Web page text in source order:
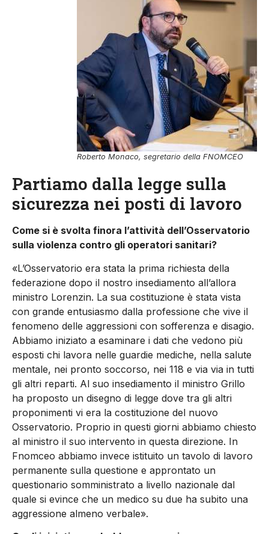
Roberto Monaco, segretario della FNOMCEO
Partiamo dalla legge sulla
sicurezza nei posti di lavoro
Come si è svolta finora l’attività dell’Osservatorio
sulla violenza contro gli operatori sanitari?
«L’Osservatorio era stata la prima richiesta della
federazione dopo il nostro insediamento all’allora
ministro Lorenzin. La sua costituzione è stata vista
con grande entusiasmo dalla professione che vive il
fenomeno delle aggressioni con sofferenza e disagio.
Abbiamo iniziato a esaminare i dati che vedono più
esposti chi lavora nelle guardie mediche, nella salute
mentale, nei pronto soccorso, nei 118 e via via in tutti
gli altri reparti. Al suo insediamento il ministro Grillo
ha proposto un disegno di legge dove tra gli altri
proponimenti vi era la costituzione del nuovo
Osservatorio. Proprio in questi giorni abbiamo chiesto
al ministro il suo intervento in questa direzione. In
Fnomceo abbiamo invece istituito un tavolo di lavoro
permanente sulla questione e approntato un
questionario somministrato a livello nazionale dal
quale si evince che un medico su due ha subito una
aggressione almeno verbale».